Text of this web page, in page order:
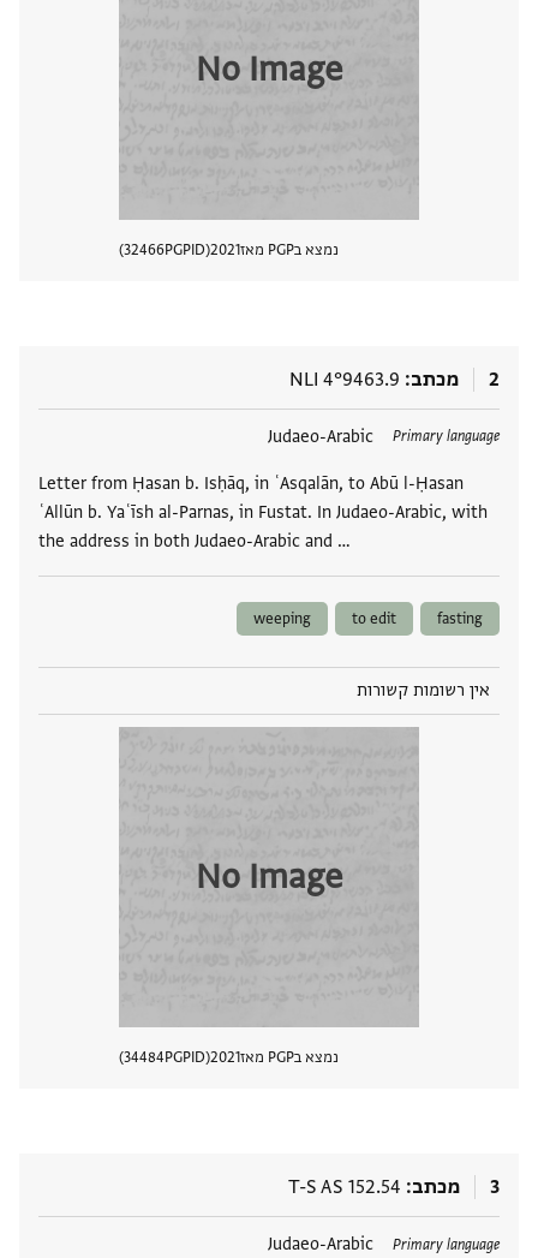
No Image
נמצא בPGP מאז 2021
PGPID
32466
2 מכתב NLI 4°9463.9
Primary language
Judaeo-Arabic
Letter from Ḥasan b. Isḥāq, in ʿAsqalān, to Abū l-Ḥasan
ʿAllūn b. Yaʿīsh al-Parnas, in Fustat. In Judaeo-Arabic, with
the address in both Judaeo-Arabic and …
תגים
fasting
to edit
weeping
אין רשומות קשורות
No Image
נמצא בPGP מאז 2021
PGPID
34484
3 מכתב T-S AS 152.54
Primary language
Judaeo-Arabic תגים